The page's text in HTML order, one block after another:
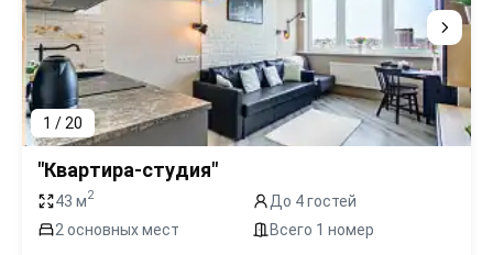
1 / 20
"Квартира-студия"
43 м2
До 4 гостей
2 основных мест
Всего 1 номер